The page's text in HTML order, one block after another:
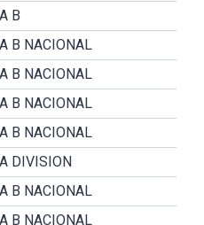
B
B NACIONAL
B NACIONAL
B NACIONAL
B NACIONAL
DIVISION
B NACIONAL
B NACIONAL